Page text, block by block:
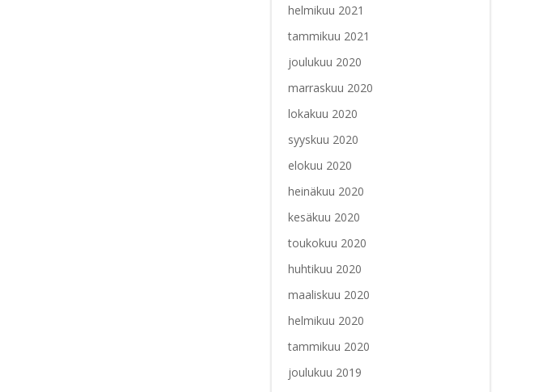
helmikuu 2021
tammikuu 2021
joulukuu 2020
marraskuu 2020
lokakuu 2020
syyskuu 2020
elokuu 2020
heinäkuu 2020
kesäkuu 2020
toukokuu 2020
huhtikuu 2020
maaliskuu 2020
helmikuu 2020
tammikuu 2020
joulukuu 2019